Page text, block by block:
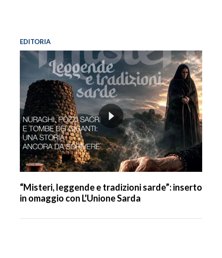
EDITORIA
“Misteri, leggende e tradizioni sarde”: inserto
in omaggio con L'Unione Sarda